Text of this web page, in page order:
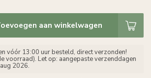
aan winkelwagen
vóór 13:00 uur besteld, direct verzonden!
voorraad). Let op: aangepaste verzenddagen
2026.